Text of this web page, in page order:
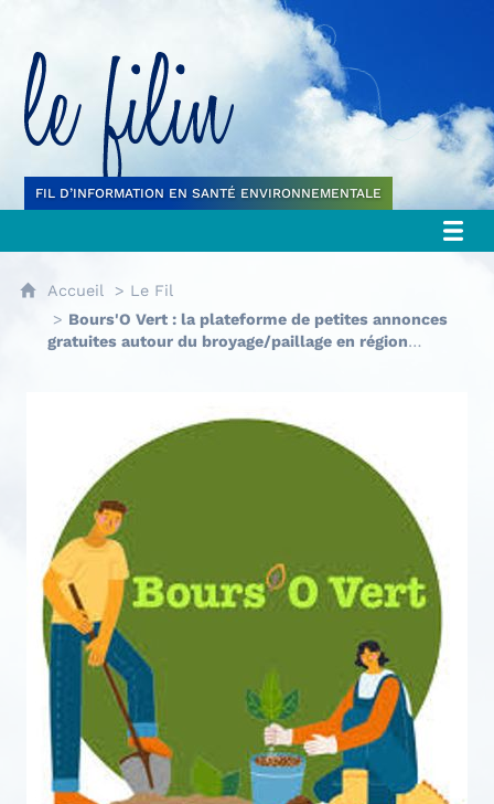
FIL D’INFORMATION EN SANTÉ ENVIRONNEMENTALE
Accueil
Le Fil
Bours'O Vert : la plateforme de petites annonces
gratuites autour du broyage/paillage en région